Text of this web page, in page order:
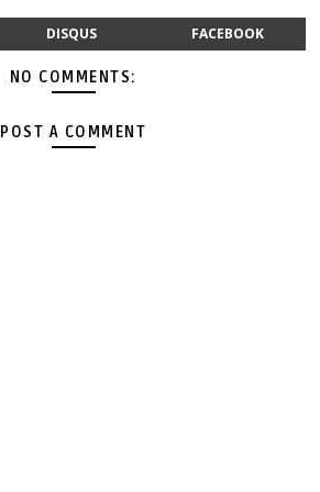
DISQUS FACEBOOK
NO COMMENTS:
POST A COMMENT